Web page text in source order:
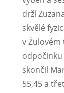
drží
skvělé
v
odpočinku
skončil
55,45 a